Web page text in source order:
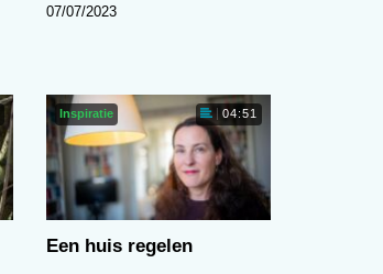
07/07/2023
Inspiratie 04:51
Een huis regelen